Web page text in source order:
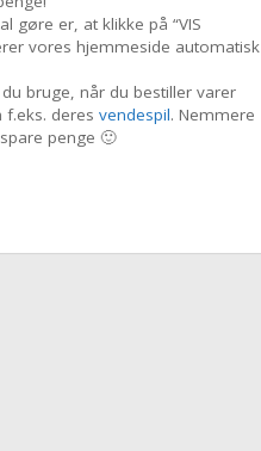
gøre er, at klikke på “VIS
vores hjemmeside automatisk
bruge, når du bestiller varer
f.eks. deresvendespil. Nemmere
penge 🙂